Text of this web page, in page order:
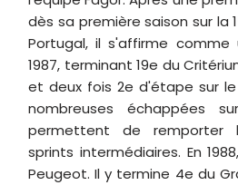
dès sa première saison sur la
Portugal, il s'affirme comme
1987, terminant 19e du
et deux fois 2e d'étape sur le
nombreuses échappées
permettent de remporter
sprints intermédiaires. En
Peugeot. Il y termine 4e du